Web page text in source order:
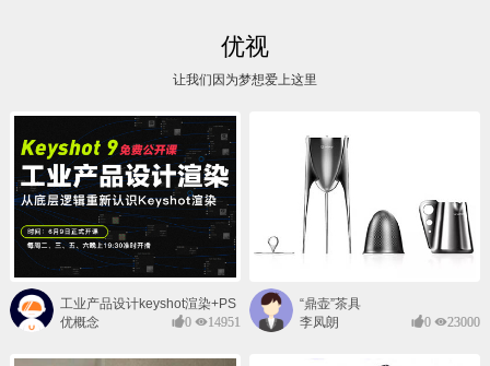
优视
让我们因为梦想爱上这里
工业产品设计keyshot渲染+PS
后期班
优概念 0 14951
“鼎壶”茶具
李凤朗
0 23000